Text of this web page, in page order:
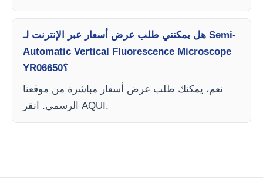
هل يمكنني طلب عرض أسعار عبر الإنترنت لـ Semi-
Automatic Vertical Fluorescence Microscope
YR06650؟
نعم، يمكنك طلب عرض أسعار مباشرة من موقعنا
الرسمي. انقر AQUI.